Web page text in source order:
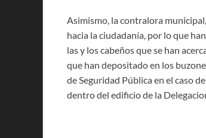
Asimismo, la contralora
hacia la ciudadanía, por lo que
las y los cabeños que se han
que han depositado en los
de Seguridad Pública en el caso
dentro del edificio de la